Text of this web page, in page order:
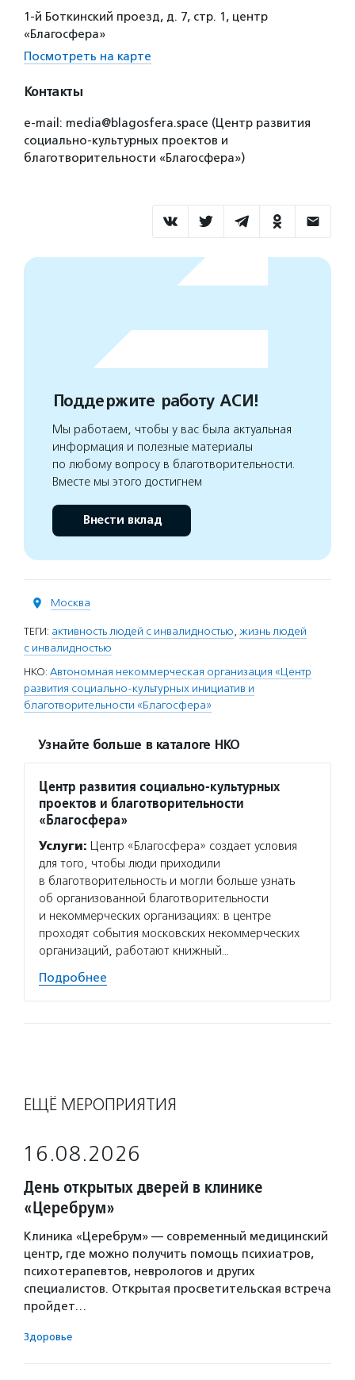
1-й Боткинский проезд, д. 7, стр. 1, центр
«Благосфера»
Посмотреть на карте
Контакты
e-mail: media@blagosfera.space (Центр развития
социально-культурных проектов и
благотворительности «Благосфера»)
Поддержите работу АСИ!
Мы работаем, чтобы у вас была актуальная
информация и полезные материалы
по любому вопросу в благотворительности.
Вместе мы этого достигнем
Внести вклад
Москва
ТЕГИ: активность людей с инвалидностью, жизнь людей
с инвалидностью
НКО: Автономная некоммерческая организация «Центр
развития социально-культурных инициатив и
благотворительности «Благосфера»
Узнайте больше в каталоге НКО
Центр развития социально-культурных
проектов и благотворительности
«Благосфера»
Услуги: Центр «Благосфера» создает условия
для того, чтобы люди приходили
в благотворительность и могли больше узнать
об организованной благотворительности
и некоммерческих организациях: в центре
проходят события московских некоммерческих
организаций, работают книжный…
Подробнее
ЕЩЁ МЕРОПРИЯТИЯ
16.08.2026
День открытых дверей в клинике
«Церебрум»
Клиника «Церебрум» — современный медицинский
центр, где можно получить помощь психиатров,
психотерапевтов, неврологов и других
специалистов. Открытая просветительская встреча
пройдет…
Здоровье